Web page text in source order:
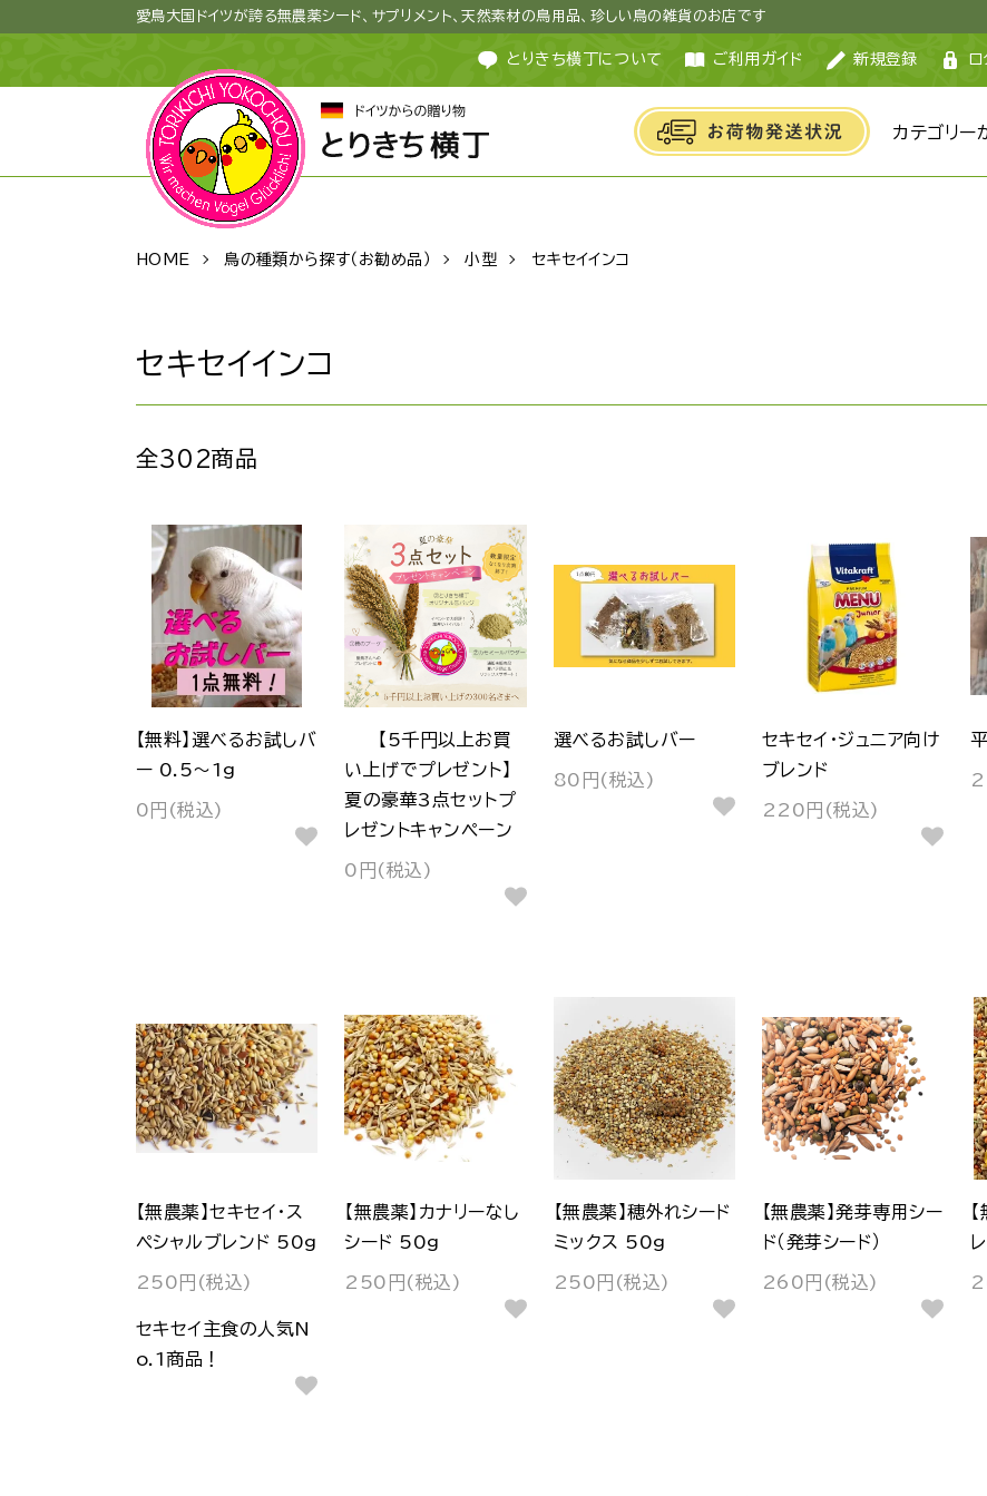
愛鳥大国ドイツが誇る無農薬シード、サプリメント、天然素材の鳥用品、珍しい鳥の雑貨のお店です
とりきち横丁について ご利用ガイド 新規登録
カテゴリー
HOME 鳥の種類から探す（お勧め品） 小型 セキセイインコ
セキセイインコ
全302商品
【無料】選べるお試しバ
ー 0.5～1g
0円(税込)
【5千円以上お買
い上げでプレゼント】
夏の豪華3点セットプ
レゼントキャンペーン
0円(税込)
選べるお試しバー
80円(税込)
セキセイ・ジュニア向け
ブレンド
220円(税込)
【無農薬】セキセイ・ス
ペシャルブレンド 50g
250円(税込)
セキセイ主食の人気N
o.1商品！
【無農薬】カナリーなし
シード 50g
250円(税込)
【無農薬】穂外れシード
ミックス 50g
250円(税込)
【無農薬】発芽専用シー
ド（発芽シード）
260円(税込)